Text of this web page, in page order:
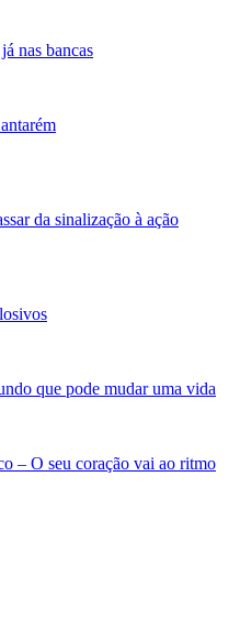
nas bancas
da sinalização à ação
que pode mudar uma vida
– O seu coração vai ao ritmo